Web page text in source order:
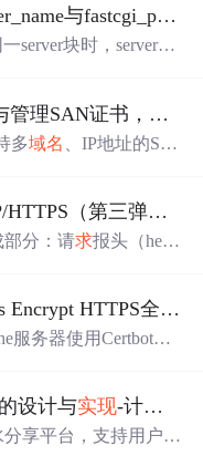
变量传递机制深度解析
server块时，server_n
$server_name会导致
，引发路
OpenSSL实战：手把手创建与管理SAN证书，解决多
多域名
、IP地址的SA
选择（SHA-256、T
）及acme.sh自动化
第三弹）：HTTP 请
部分：请求报头（head
场景；同时介绍三种
urlencoded、multi
Ubuntu+Apache一键配置Let‘s Encrypt HTTPS全指南
服务器使用Certbot自
、泛域名DNS验证及
有操作适配Ubuntu
设计与实现-计算机毕设 【课程设计】 24624
享平台，支持用户注